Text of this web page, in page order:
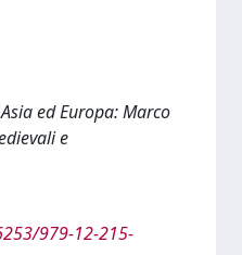
ed Europa: Marco
e
979-12-215-